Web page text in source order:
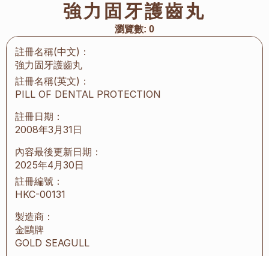
強力固牙護齒丸
瀏覽數: 0
註冊名稱(中文)：
強力固牙護齒丸
註冊名稱(英文)：
PILL OF DENTAL PROTECTION
註冊日期：
2008年3月31日
內容最後更新日期：
2025年4月30日
註冊編號：
HKC-00131
製造商：
金鷗牌
GOLD SEAGULL